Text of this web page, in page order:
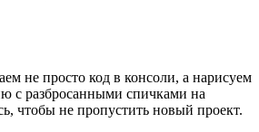
не просто код в консоли, а нарисуем
с разбросанными спичками на
чтобы не пропустить новый проект.